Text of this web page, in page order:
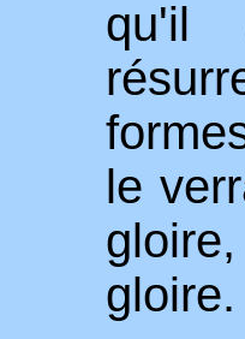
qu'il
le